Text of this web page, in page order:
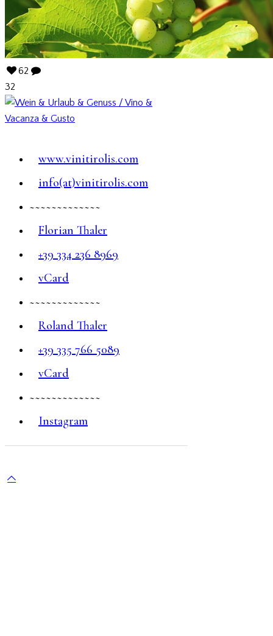
62
32
www.vinitirolis.com
info(at)vinitirolis.com
~~~~~~~~~~~~~
Florian Thaler
+39 334 236 8969
vCard
~~~~~~~~~~~~~
Roland Thaler
+39 335 766 5089
vCard
~~~~~~~~~~~~~
Instagram